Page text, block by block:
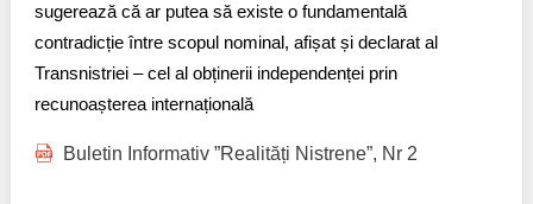
sugerează că ar putea să existe o fundamentală
contradicție între scopul nominal, afișat și declarat al
Transnistriei – cel al obținerii independenței prin
recunoașterea internațională
Buletin Informativ ”Realități Nistrene”, Nr 2